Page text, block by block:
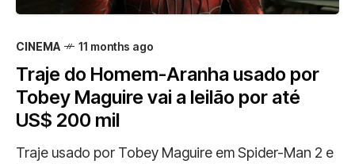
CINEMA 11 months ago
Traje do Homem-Aranha usado por
Tobey Maguire vai a leilão por até
US$ 200 mil
Traje usado por Tobey Maguire em Spider-Man 2 e